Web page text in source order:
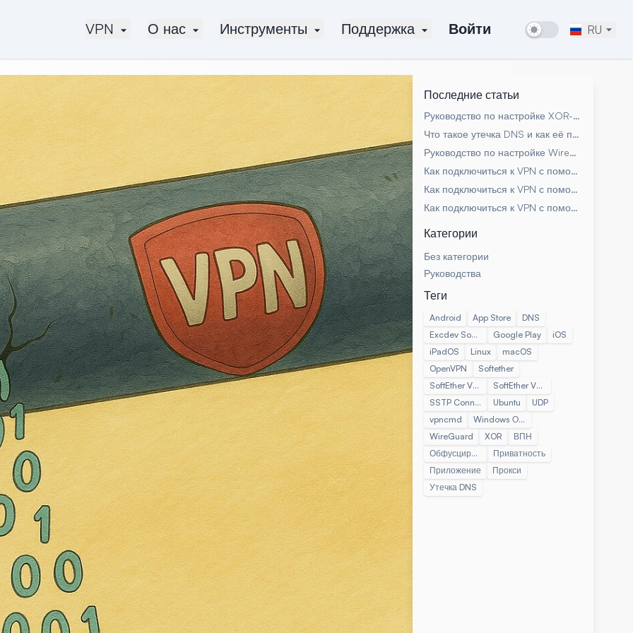
VPN О нас Инструменты Поддержка Войти RU
Последние статьи
Руководство по настройке XOR-обфускации для протокола OpenVPN на сервере SoftEther VPN
Что такое утечка DNS и как её предотвратить
Руководство по настройке WireGuard на сервере SoftEther VPN
Как подключиться к VPN с помощью SoftEther Client в Windows, macOS и Linux
Как подключиться к VPN с помощью приложения SSTP Connect
Как подключиться к VPN с помощью Excdev Softether Adapter
Категории
Без категории
Руководства
Теги
Android App Store
DNS
Excdev Softether Adapter
Google Play
iOS
iPadOS
Linux
macOS
OpenVPN
Softether
SoftEther VPN Client Manager
SoftEther VPN Клиент
SSTP Connect
Ubuntu
UDP
vpncmd
Windows Операционная Система
WireGuard
XOR
ВПН
Обфусцированный VPN
Приватность
Приложение
Прокси
Утечка DNS